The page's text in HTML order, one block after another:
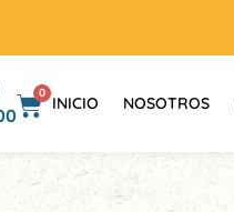
0
INICIO NOSOTROS